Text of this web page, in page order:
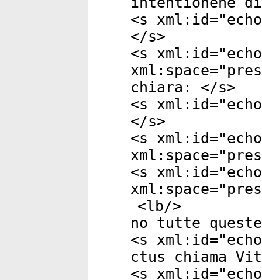
<s xml:id="
</s>
<s xml:id="
xml:space="
chiara: </s>
<s xml:id="
</s>
<s xml:id="
xml:space="
<s xml:id="
xml:space="
<lb/>
no tutte
<s xml:id="
ctus chiama
<s xml:id="